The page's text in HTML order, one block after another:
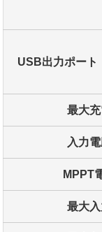
USB出力ポート
最大
入力
MPPT
最大